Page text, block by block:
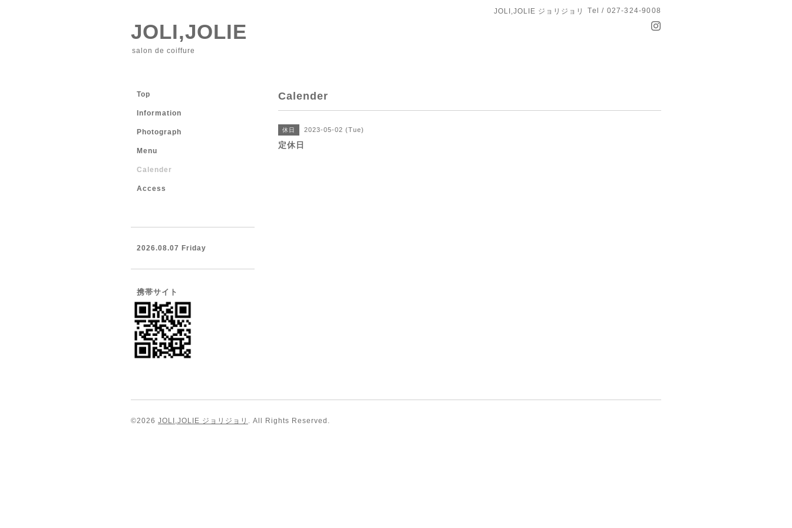
JOLI,JOLIE ジョリジョリ Tel / 027-324-9008
JOLI,JOLIE
salon de coiffure
Calender
休日 2023-05-02 (Tue)
定休日
Top
Information
Photograph
Menu
Calender
Access
2026.08.07 Friday
携帯サイト
©2026 JOLI,JOLIE ジョリジョリ . All Rights Reserved.